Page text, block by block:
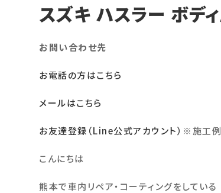
スズキ ハスラー ボデ
お問い合わせ先
お電話の方はこちら
メールはこちら
お友達登録（Line公式アカウント） ※施工例
こんにちは
熊本で車内リペア・コーティングをしている